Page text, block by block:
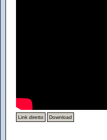
Link diretto Download